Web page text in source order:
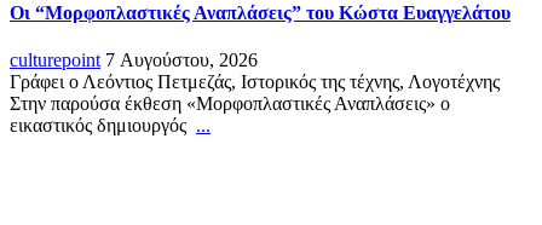
Οι “Μορφοπλαστικές Αναπλάσεις” του Κώστα Ευαγγελάτου
culturepoint 7 Αυγούστου, 2026
Γράφει ο Λεόντιος Πετμεζάς, Ιστορικός της τέχνης, Λογοτέχνης
Στην παρούσα έκθεση «Μορφοπλαστικές Αναπλάσεις» ο
εικαστικός δημιουργός ...